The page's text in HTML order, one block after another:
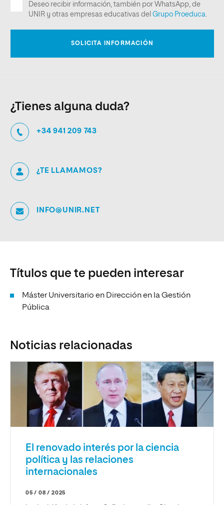
¿Tienes alguna duda?
+34 941 209 743
¿TE LLAMAMOS?
INFO@UNIR.NET
Títulos que te pueden interesar
Máster Universitario en Dirección en la Gestión
Pública
Noticias relacionadas
El renovado interés por la ciencia
política y las relaciones
internacionales
05 / 08 / 2025